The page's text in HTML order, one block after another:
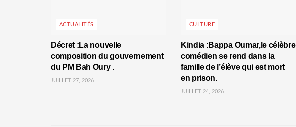
ACTUALITÉS
Décret :La nouvelle
composition du gouvernement
du PM Bah Oury .
JUILLET 27, 2026
CULTURE
Kindia :Bappa Oumar,le célèbre
comédien se rend dans la
famille de l’élève qui est mort
en prison.
JUILLET 24, 2026